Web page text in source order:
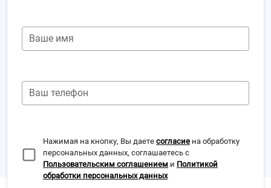
Ваше имя
Ваш телефон
Нажимая на кнопку, Вы даете согласие на обработку
персональных данных, соглашаетесь с
Пользовательским соглашением и Политикой
обработки персональных данных